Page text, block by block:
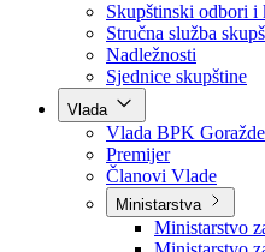
Poslanici po
Poslanici po
Kolegij skupštine
Skupštinski odbori i
Stručna služba
Nadležnosti
Sjednice skupštine
Vlada
Vlada BPK Goražde
Premijer
Članovi Vlade